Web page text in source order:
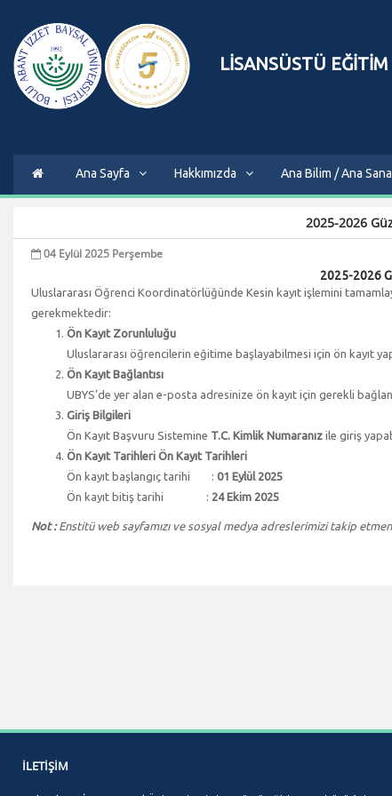
LİSANSÜSTÜ
Ana Sayfa Hakkımızda Ana Bilim / Ana
2025-2026
04 Eylül 2025 Perşembe
2025-2026
Uluslararası Öğrenci Koordinatörlüğünde Kesin kayıt işlemini
gerekmektedir:
Ön Kayıt Zorunluluğu
Uluslararası öğrencilerin eğitime başlayabilmesi için ön kayıt
Ön Kayıt Bağlantısı
UBYS’de yer alan e-posta adresinize ön kayıt için gerekli
Giriş Bilgileri
Ön Kayıt Başvuru Sistemine T.C. Kimlik Numaranız ile giriş
Ön Kayıt Tarihleri Ön Kayıt Tarihleri
Ön kayıt başlangıç tarihi : 01 Eylül 2025
Ön kayıt bitiş tarihi : 24 Ekim 2025
Not :Enstitü web sayfamızı ve sosyal medya adreslerimizi takip
İLETIŞIM